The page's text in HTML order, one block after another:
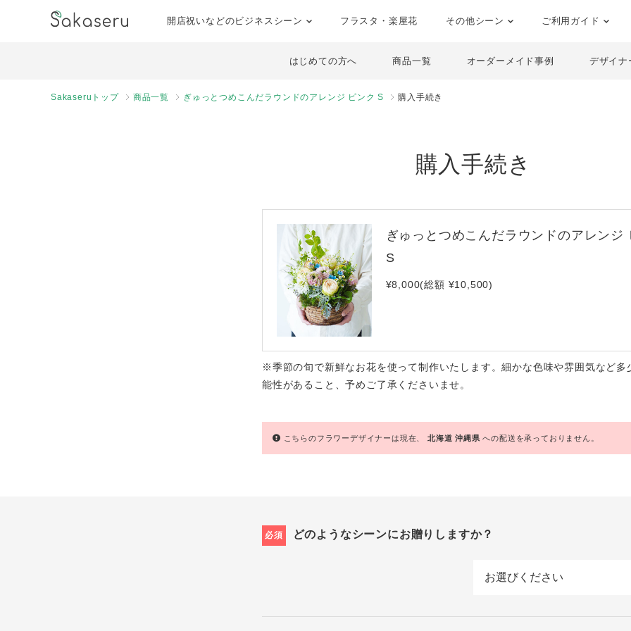
開店祝いなどのビジネスシーン フラスタ・楽屋花 その他シーン ご利用ガイド
はじめての方へ 商品一覧 オーダーメイド事例 デザイナ
Sakaseruトップ 商品一覧 ぎゅっとつめこんだラウンドのアレンジ ピンク S 購入手続き
購入手続き
ぎゅっとつめこんだラウンドのアレンジ
S
¥8,000(総額 ¥10,500)
※季節の旬で新鮮なお花を使って制作いたします。細かな色味や雰囲気など多
能性があること、予めご了承くださいませ。
こちらのフラワーデザイナーは現在、北海道沖縄県への配送を承っておりません。
必須 どのようなシーンにお贈りしますか？